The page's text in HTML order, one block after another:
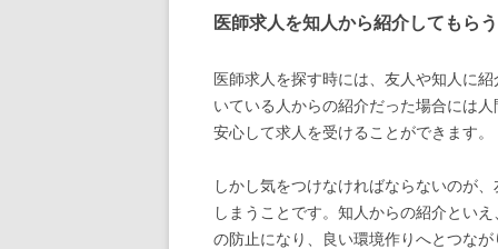
医師求人を知人から紹介してもら
医師求人を探す時には、友人や知人に
いている人からの紹介だった場合には
安心して求人を受けることができます。
しかし気をつけなければならないのが
しまうことです。知人からの紹介とい
の防止になり、良い環境作りへとつなが